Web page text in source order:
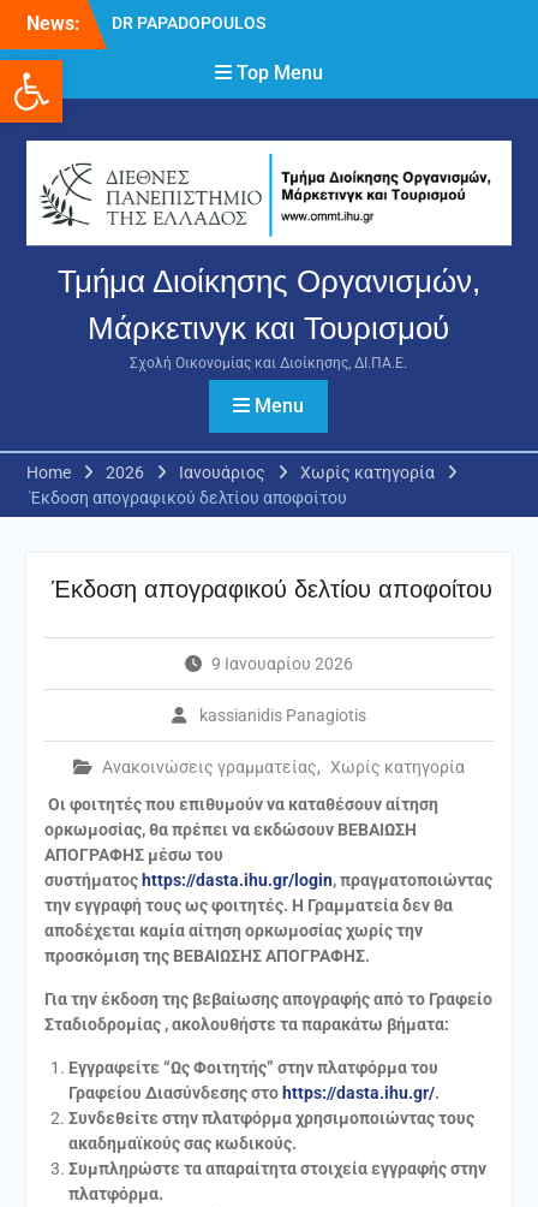
Ανοίξτε τη γραμμή εργαλείων
content
News:
DR PAPADOPOULOS
Δρ Παπαδόπουλος
Νικόλαος
δικαιολογητικών και
ενστάσεων για τη
χορήγηση του
στεγαστικού επιδόματος
ακαδημαϊκού έτους 2025-
2026.
Top Menu
Τμήμα Διοίκησης Οργανισμών,
Μάρκετινγκ και Τουρισμού
Σχολή Οικονομίας και Διοίκησης, ΔΙ.ΠΑ.Ε.
Menu
Home 2026 Ιανουάριος
Χωρίς κατηγορία
Έκδοση απογραφικού δελτίου αποφοίτου
Έκδοση απογραφικού δελτίου αποφοίτου
9 Ιανουαρίου 2026
kassianidis Panagiotis
Ανακοινώσεις γραμματείας, Χωρίς κατηγορία
Οι φοιτητές που επιθυμούν να καταθέσουν αίτηση
ορκωμοσίας, θα πρέπει να εκδώσουν ΒΕΒΑΙΩΣΗ
ΑΠΟΓΡΑΦΗΣ μέσω του
συστήματοςhttps://dasta.ihu.gr/login, πραγματοποιώντας
την εγγραφή τους ως φοιτητές. Η Γραμματεία δεν θα
αποδέχεται καμία αίτηση ορκωμοσίας χωρίς την
προσκόμιση της ΒΕΒΑΙΩΣΗΣ ΑΠΟΓΡΑΦΗΣ.
Για την έκδοση της βεβαίωσης απογραφής από το Γραφείο
Σταδιοδρομίας , ακολουθήστε τα παρακάτω βήματα:
Εγγραφείτε “Ως Φοιτητής” στην πλατφόρμα του
Γραφείου Διασύνδεσης στοhttps://dasta.ihu.gr/.
Συνδεθείτε στην πλατφόρμα χρησιμοποιώντας τους
ακαδημαϊκούς σας κωδικούς.
Συμπληρώστε τα απαραίτητα στοιχεία εγγραφής στην
πλατφόρμα.